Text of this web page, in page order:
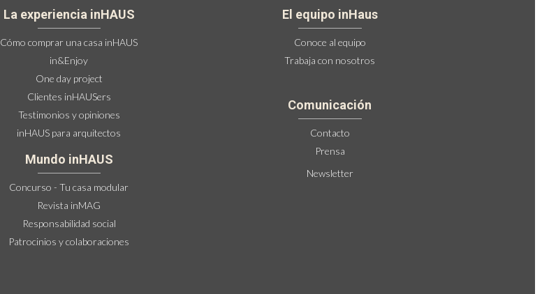
La experiencia inHAUS
Cómo comprar una casa inHAUS
in&Enjoy
One day project
Clientes inHAUSers
Testimonios y opiniones
inHAUS para arquitectos
Mundo inHAUS
Concurso - Tu casa modular
Revista inMAG
Responsabilidad social
Patrocinios y colaboraciones
El equipo inHaus
Conoce al equipo
Trabaja con nosotros
Comunicación
Contacto
Prensa
Newsletter